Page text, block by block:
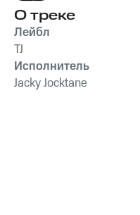
О треке
Лейбл
TJ
Исполнитель
Jacky Jocktane